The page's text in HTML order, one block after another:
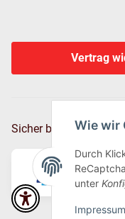
Wie wir
Durch
unter
Impressum
Vertrag
Sicher bezahlen via: